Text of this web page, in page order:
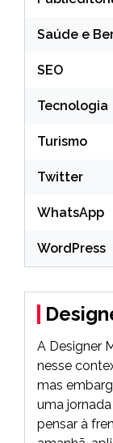
Saúde e
SEO
Tecnologia
Turismo
Twitter
WhatsApp
WordPress
A Designer
nesse
mas
uma
pensar à